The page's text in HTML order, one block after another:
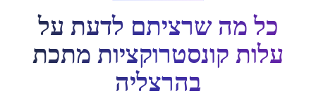
כל מה שרציתם לדעת על
עלות קונסטרוקציות מתכת
בהרצליה